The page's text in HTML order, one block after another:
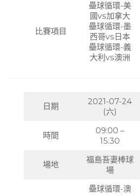
比賽項目
壘球循環-美
國vs加拿大
壘球循環-墨
西哥vs日本
壘球循環-義
大利vs澳洲
日期
2021-07-24
(六)
時間
09:00 –
15:30
場地
福島吾妻棒球
場
壘球循環-澳